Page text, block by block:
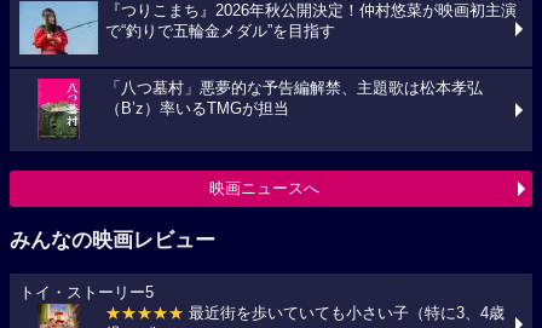
『つりこまち』2026年秋公開決定！仲村悠菜が映画初主演
で“釣りで五輪金メダル”を目指す
「八つ墓村」悪夢的な予告編解禁、主題歌は松本孝弘
（B’z）率いるTMGが担当
映画ニュースへ
みんなの映画レビュー
トイ・ストーリー5
★★★★★ 最近街を歩いていても小さい子（特に3、4歳